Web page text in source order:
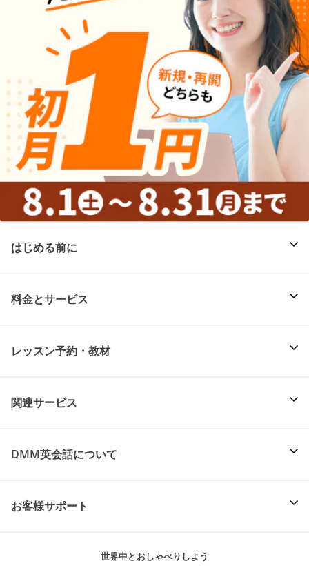
はじめる前に
料金とサービス
レッスン予約・教材
関連サービス
DMM英会話について
お客様サポート
世界中とおしゃべりしよう